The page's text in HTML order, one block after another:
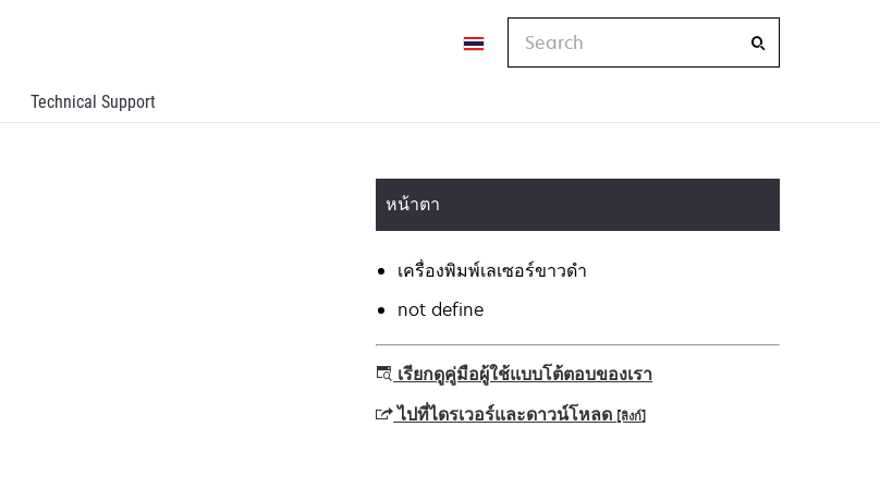
Technical Support
หน้าตา
เครื่องพิมพ์เลเซอร์ขาวดำ
not define
เรียกดูคู่มือผู้ใช้แบบโต้ตอบของเรา
ไปที่ไดรเวอร์และดาวน์โหลด [ลิงก์]